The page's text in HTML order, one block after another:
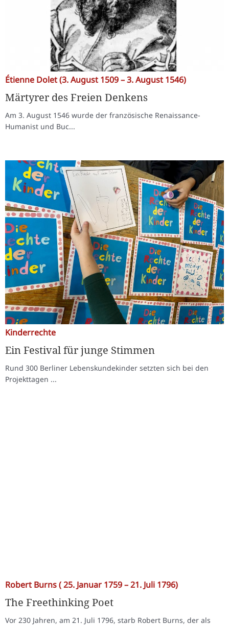
Étienne Dolet (3. August 1509 – 3. August 1546)
Märtyrer des Freien Denkens
Am 3. August 1546 wurde der französische Renaissance-
Humanist und Buc...
Kinderrechte
Ein Festival für junge Stimmen
Rund 300 Berliner Lebenskundekinder setzten sich bei den
Projekttagen ...
Robert Burns ( 25. Januar 1759 – 21. Juli 1796)
The Freethinking Poet
Vor 230 Jahren, am 21. Juli 1796, starb Robert Burns, der als